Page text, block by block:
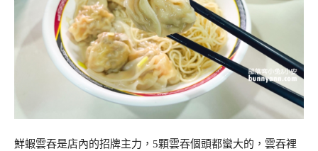
鮮蝦雲吞是店內的招牌主力，5顆雲吞個頭都蠻大的，雲吞裡